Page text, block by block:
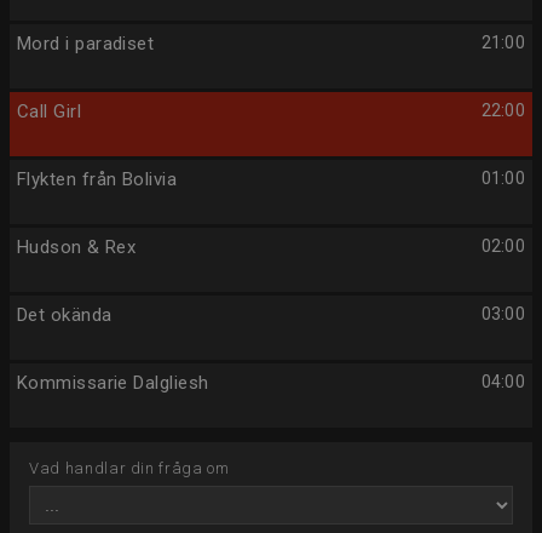
21:00
Mord i paradiset
22:00
Call Girl
01:00
Flykten från Bolivia
02:00
Hudson & Rex
03:00
Det okända
04:00
Kommissarie Dalgliesh
Vad handlar din fråga om